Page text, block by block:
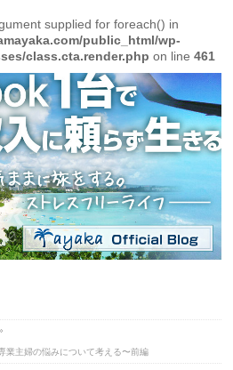
supplied for foreach() in
public_html/wp-
class.cta.render.php on line 461
業主婦の悩みについて考える〜前編